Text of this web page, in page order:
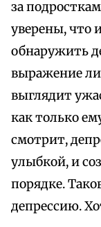
за
уверены, что
обнаружить
выражение
выглядит
как только
смотрит,
улыбкой, и
порядке.
депрессию.